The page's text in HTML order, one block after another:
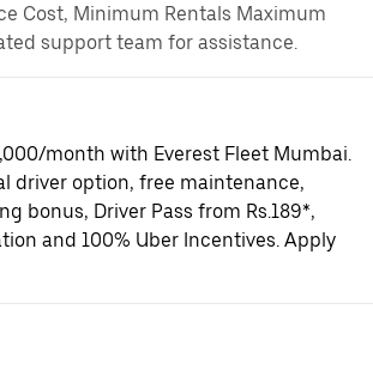
Cost, Minimum Rentals Maximum
support team for assistance.
month with Everest Fleet Mumbai.
driver option, free maintenance,
bonus, Driver Pass from Rs.189*,
and 100% Uber Incentives. Apply